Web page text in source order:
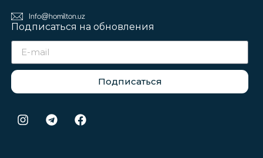
Info@homilton.uz
Подписаться на обновления
Подписаться